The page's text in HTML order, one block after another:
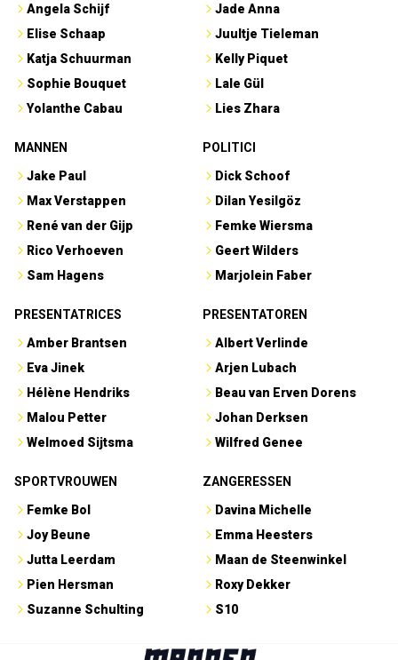
Angela Schijf
Elise Schaap
Katja Schuurman
Sophie Bouquet
Yolanthe Cabau
Jade Anna
Juultje Tieleman
Kelly Piquet
Lale Gül
Lies Zhara
MANNEN
Jake Paul
Max Verstappen
René van der Gijp
Rico Verhoeven
Sam Hagens
POLITICI
Dick Schoof
Dilan Yesilgöz
Femke Wiersma
Geert Wilders
Marjolein Faber
PRESENTATRICES
Amber Brantsen
Eva Jinek
Hélène Hendriks
Malou Petter
Welmoed Sijtsma
PRESENTATOREN
Albert Verlinde
Arjen Lubach
Beau van Erven Dorens
Johan Derksen
Wilfred Genee
SPORTVROUWEN
Femke Bol
Joy Beune
Jutta Leerdam
Pien Hersman
Suzanne Schulting
ZANGERESSEN
Davina Michelle
Emma Heesters
Maan de Steenwinkel
Roxy Dekker
S10